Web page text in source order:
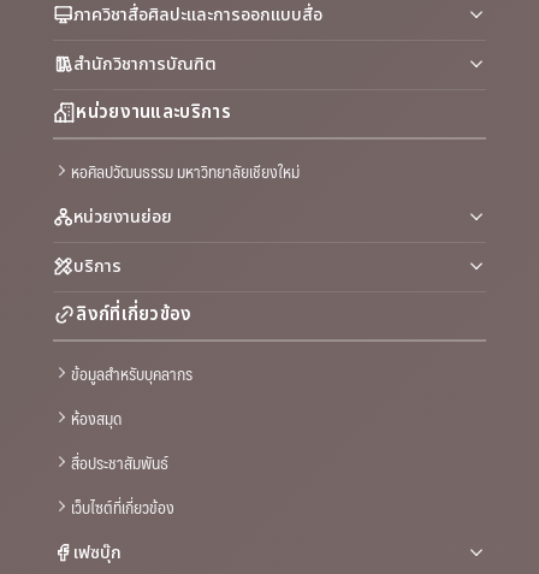
ภาควิชาสื่อศิลปะและการออกแบบสื่อ
สำนักวิชาการบัณฑิต
หน่วยงานและบริการ
หอศิลปวัฒนธรรม มหาวิทยาลัยเชียงใหม่
หน่วยงานย่อย
บริการ
ลิงก์ที่เกี่ยวข้อง
ข้อมูลสำหรับบุคลากร
ห้องสมุด
สื่อประชาสัมพันธ์
เว็บไซต์ที่เกี่ยวข้อง
เฟซบุ๊ก